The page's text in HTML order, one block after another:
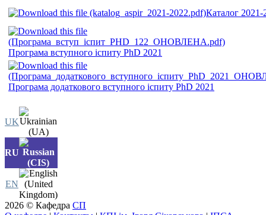
Каталог 2021-
Програма вступного іспиту PhD 2021
Програма додаткового вступного іспиту PhD 2021
UK
RU
EN
2026 © Кафедра СП